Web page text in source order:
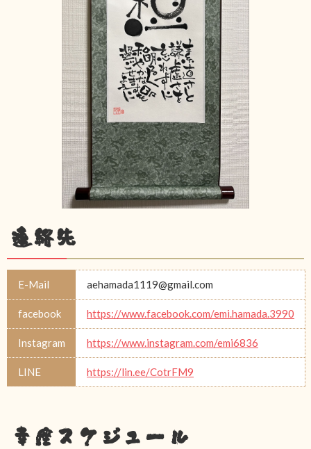
連絡先
E-Mail aehamada1119@gmail.com
facebook https://www.facebook.com/emi.hamada.3990
Instagram https://www.instagram.com/emi6836
LINE https://lin.ee/CotrFM9
幸座スケジュール